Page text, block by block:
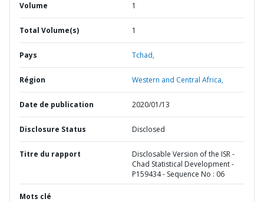
Volume 1
Total Volume(s) 1
Pays Tchad,
Région Western and Central Africa,
Date de publication 2020/01/13
Disclosure Status Disclosed
Titre du rapport
Disclosable Version of the ISR -
Chad Statistical Development -
P159434 - Sequence No : 06
Mots clé